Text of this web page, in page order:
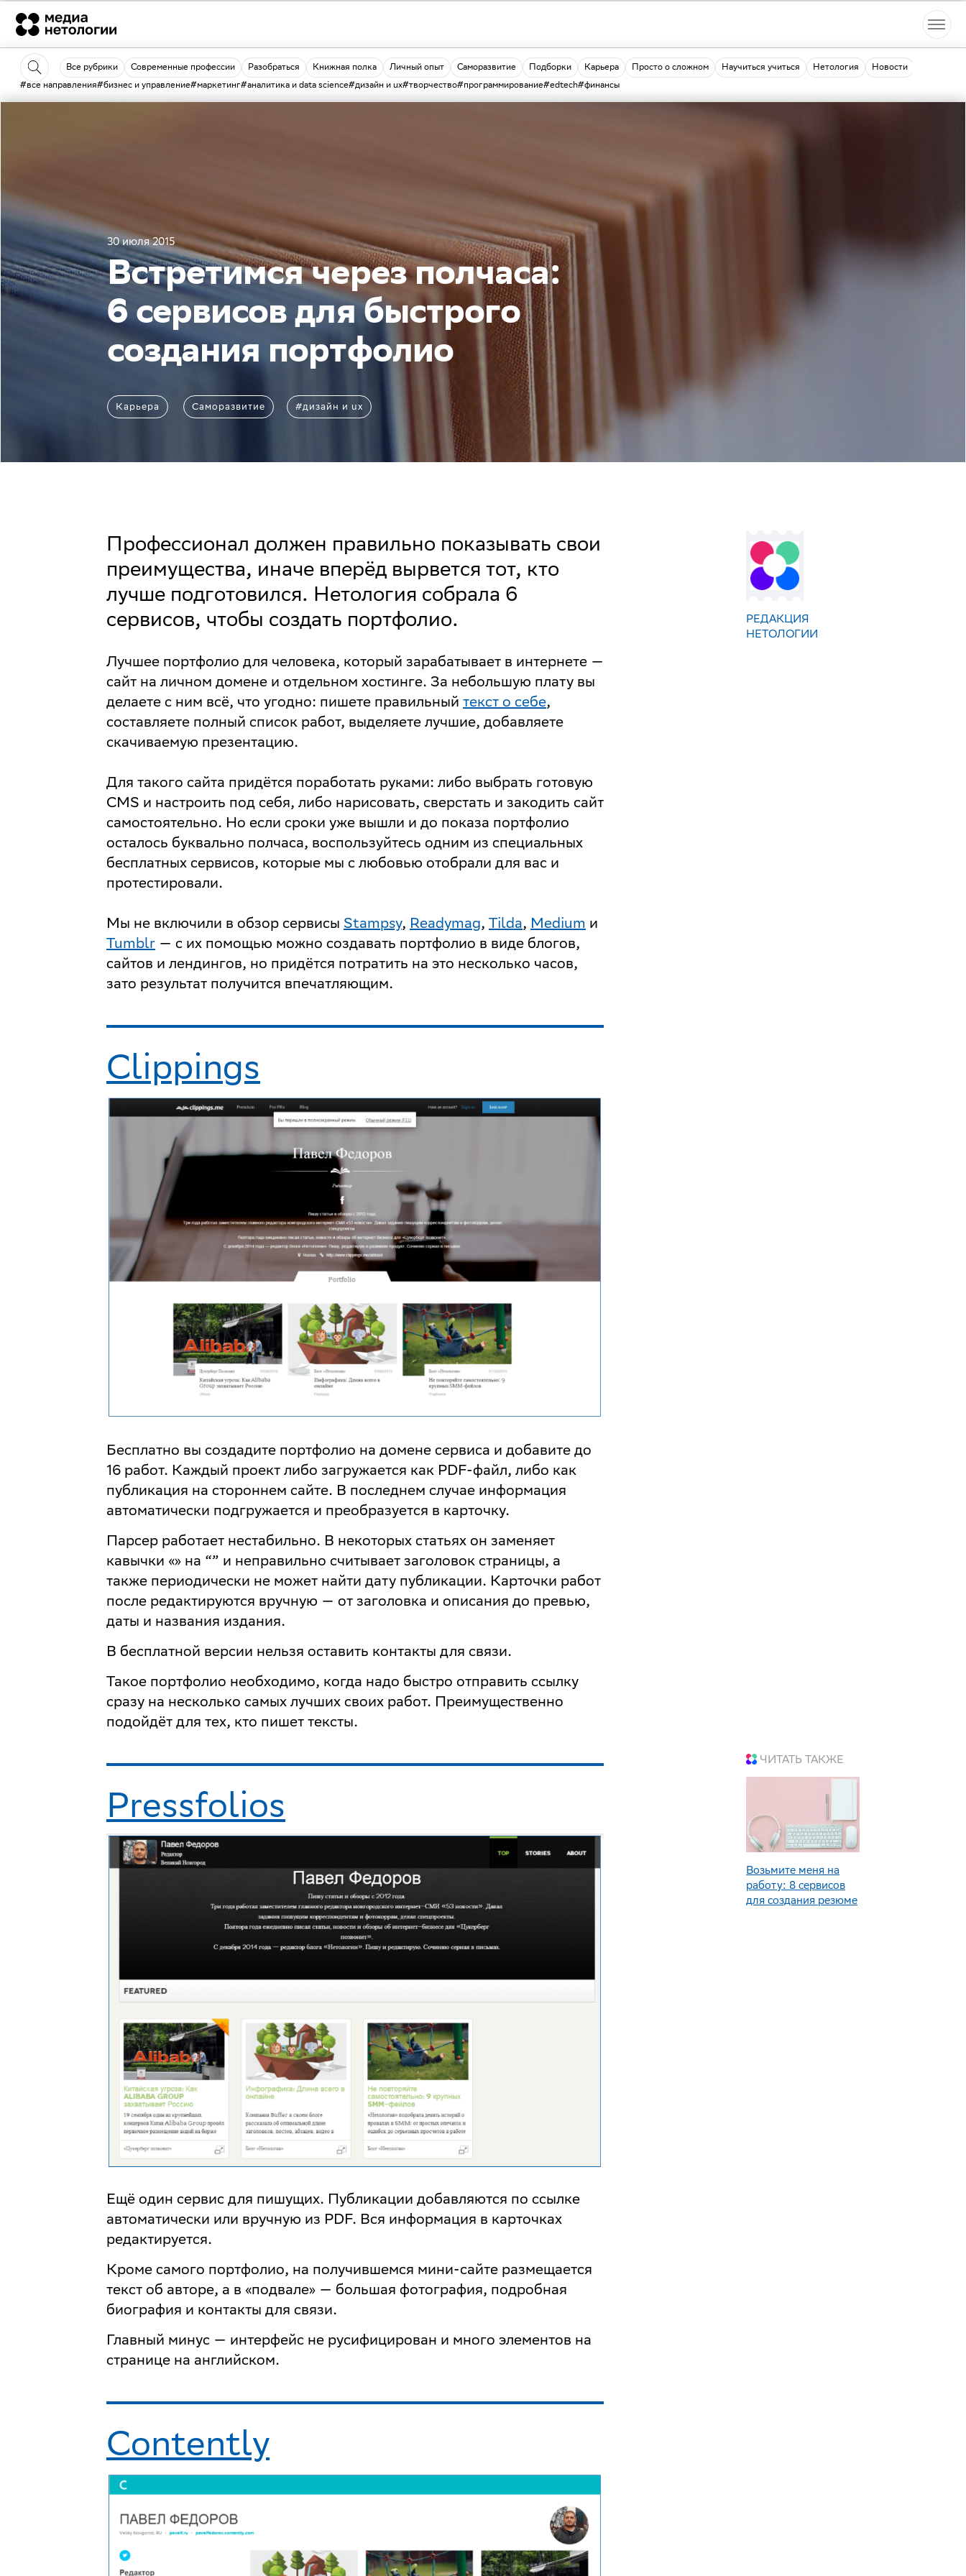
Все рубрики Современные профессии Разобраться Книжная полка Личный опыт Саморазвитие Подборки Карьера Просто о сложном Научиться учиться Нетология
Новости
#все направления#бизнес и управление#маркетинг#аналитика и data science#дизайн и ux#творчество#программирование#edtech#финансы
30 июля 2015
Встретимся через полчаса:
6 сервисов для быстрого
создания портфолио
Карьера Саморазвитие #дизайн и ux
Профессионал должен правильно показывать свои
преимущества, иначе вперёд вырвется тот, кто
лучше подготовился. Нетология собрала 6
сервисов, чтобы создать портфолио.
Лучшее портфолио для человека, который зарабатывает в интернете —
сайт на личном домене и отдельном хостинге. За небольшую плату вы
делаете с ним всё, что угодно: пишете правильный текст о себе,
составляете полный список работ, выделяете лучшие, добавляете
скачиваемую презентацию.
Для такого сайта придётся поработать руками: либо выбрать готовую
CMS и настроить под себя, либо нарисовать, сверстать и закодить сайт
самостоятельно. Но если сроки уже вышли и до показа портфолио
осталось буквально полчаса, воспользуйтесь одним из специальных
бесплатных сервисов, которые мы с любовью отобрали для вас и
протестировали.
Мы не включили в обзор сервисы Stampsy, Readymag, Tilda, Medium и
Tumblr — с их помощью можно создавать портфолио в виде блогов,
сайтов и лендингов, но придётся потратить на это несколько часов,
зато результат получится впечатляющим.
РЕДАКЦИЯ
НЕТОЛОГИИ
Clippings
Бесплатно вы создадите портфолио на домене сервиса и добавите до
16 работ. Каждый проект либо загружается как PDF-файл, либо как
публикация на стороннем сайте. В последнем случае информация
автоматически подгружается и преобразуется в карточку.
Парсер работает нестабильно. В некоторых статьях он заменяет
кавычки «» на “” и неправильно считывает заголовок страницы, а
также периодически не может найти дату публикации. Карточки работ
после редактируются вручную — от заголовка и описания до превью,
даты и названия издания.
В бесплатной версии нельзя оставить контакты для связи.
Такое портфолио необходимо, когда надо быстро отправить ссылку
сразу на несколько самых лучших своих работ. Преимущественно
подойдёт для тех, кто пишет тексты.
Pressfolios
Ещё один сервис для пишущих. Публикации добавляются по ссылке
автоматически или вручную из PDF. Вся информация в карточках
редактируется.
Кроме самого портфолио, на получившемся мини-сайте размещается
текст об авторе, а в «подвале» — большая фотография, подробная
биография и контакты для связи.
Главный минус — интерфейс не русифицирован и много элементов на
странице на английском.
ЧИТАТЬ ТАКЖЕ
Возьмите меня на
работу: 8 сервисов
для создания резюме
Contently